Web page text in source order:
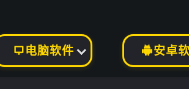
 电脑软件 安卓